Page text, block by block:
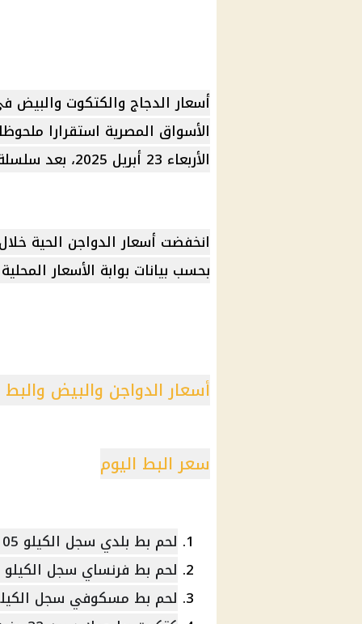
أسعار الدجاج والكتكوت والبيض في
الأسواق المصرية استقرارا
الأربعاء 23
أبريل 2025 ، بعد
انخفضت أسعار الدواجن الحية
بحسب بيانات بوابة الأسعار
أسعار الدواجن والبيض والبط اليوم
سعر البط اليوم
لحم بط بلدي سجل الكيلو 105 جنيه.
لحم بط فرنساي سجل الكيلو 85 جنيها .
لحم بط مسكوفي سجل الكيلو بين